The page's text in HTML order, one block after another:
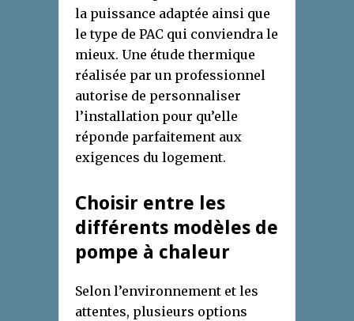
la puissance adaptée ainsi que
le type de PAC qui conviendra le
mieux. Une étude thermique
réalisée par un professionnel
autorise de personnaliser
l’installation pour qu’elle
réponde parfaitement aux
exigences du logement.
Choisir entre les
différents modèles de
pompe à chaleur
Selon l’environnement et les
attentes, plusieurs options